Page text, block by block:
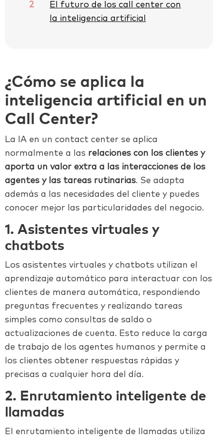
2
El futuro de los call center con
la inteligencia artificial
¿Cómo se aplica la
inteligencia artificial en un
Call Center?
La IA en un contact center se aplica
normalmente a las relaciones con los clientes y
aporta un valor extra a las interacciones de los
agentes y las tareas rutinarias. Se adapta
además a las necesidades del cliente y puedes
conocer mejor las particularidades del negocio.
1. Asistentes virtuales y
chatbots
Los asistentes virtuales y chatbots utilizan el
aprendizaje automático para interactuar con los
clientes de manera automática, respondiendo
preguntas frecuentes y realizando tareas
simples como consultas de saldo o
actualizaciones de cuenta. Esto reduce la carga
de trabajo de los agentes humanos y permite a
los clientes obtener respuestas rápidas y
precisas a cualquier hora del día.
2. Enrutamiento inteligente de
llamadas
El enrutamiento inteligente de llamadas utiliza